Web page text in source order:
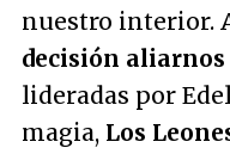
nuestro interior.
decisión aliarnos
lideradas por
magia, Los